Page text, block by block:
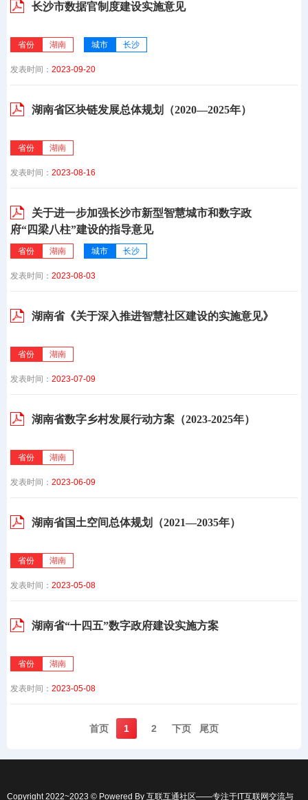
长沙市数据官制度建设实施意见
省份 湖南 城市 长沙
发表时间： 2023-09-20
湖南省区块链发展总体规划（2020—2025年）
省份 湖南
发表时间： 2023-08-16
关于进一步加强长沙市新型智慧城市和数字政
府“四梁八柱”建设的指导意见
省份 湖南 城市 长沙
发表时间： 2023-08-03
湖南省《关于深入推进智慧社区建设的实施意见》
省份 湖南
发表时间： 2023-07-09
湖南省数字乡村发展行动方案（2023-2025年）
省份 湖南
发表时间： 2023-06-09
湖南省国土空间总体规划（2021—2035年）
省份 湖南
发表时间： 2023-05-08
湖南省“十四五”数字政府建设实施方案
省份 湖南
发表时间： 2023-05-08
首页️ 1 2 下页️ 尾页️
Copyright 2022~2023 © Powered By 互联互通社区——专注于IT互联网交流与